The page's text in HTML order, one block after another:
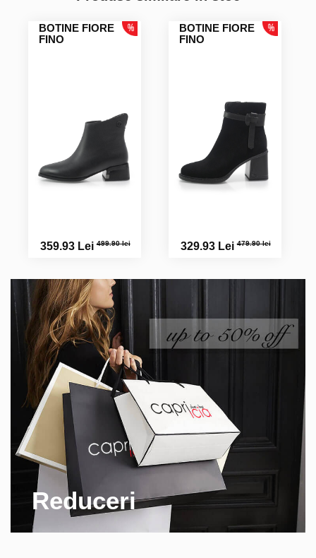
BOTINE FIORE
FINO
359.93 Lei499.90 lei
BOTINE FIORE
FINO
329.93 Lei479.90 lei
Reduceri